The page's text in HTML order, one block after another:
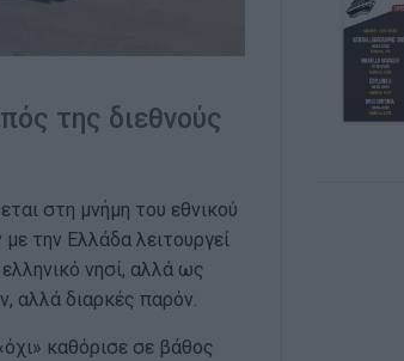
της διεθνούς
στη μνήμη του εθνικού
την Ελλάδα λειτουργεί
νησί, αλλά ως
αλλά διαρκές παρόν.
καθόρισε σε βάθος